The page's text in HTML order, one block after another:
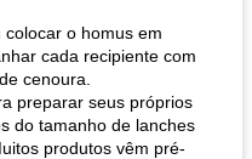
o homus em
cada recipiente com
cenoura.
preparar seus próprios
do tamanho de lanches
produtos vêm pré-